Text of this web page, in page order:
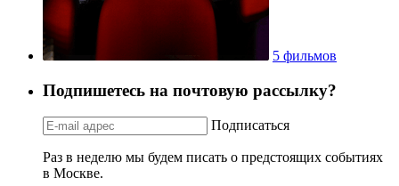
5 фильмов
Подпишетесь на почтовую рассылку?
Подписаться
Раз в неделю мы будем писать о предстоящих событиях
в Москве.